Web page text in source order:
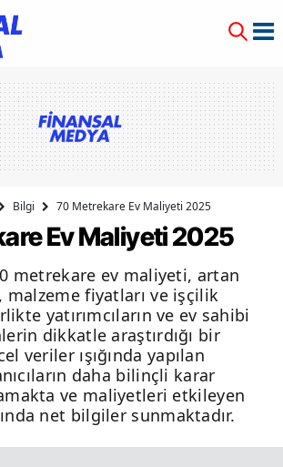
Bilgi 70 Metrekare Ev Maliyeti 2025
Ev Maliyeti 2025
metrekare ev maliyeti, artan
malzeme fiyatları ve işçilik
yatırımcıların ve ev sahibi
dikkatle araştırdığı bir
veriler ışığında yapılan
daha bilinçli karar
ve maliyetleri etkileyen
net bilgiler sunmaktadır.